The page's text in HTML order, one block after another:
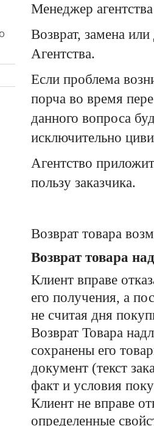
Менеджер
Возврат, замена
Агентства.
Если проблема
порча во время
данного вопроса
исключительно
Агентство
пользу заказчика.
Возврат товара
Возврат товара
Клиент вправе
его получения, а
не считая дня
Возврат Товара
сохранены его
документ (текст
факт и условия
Клиент не вправе
определенные